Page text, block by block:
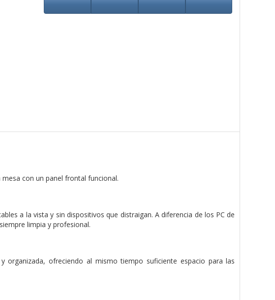
con un panel frontal funcional.
a la vista y sin dispositivos que distraigan. A diferencia de los PC de
limpia y profesional.
ofreciendo al mismo tiempo suficiente espacio para las